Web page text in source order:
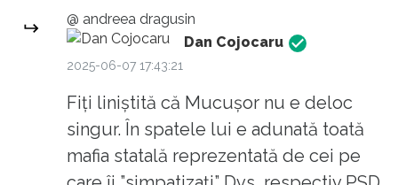
sau nu la guvernare..." imi vine sa vomit (nu-i
bai, chestia asta cu greata mi-a provocat-o
mereu marele partid PSD care ar trebui pur
si simplu sa piara, e format din incompetenti
si lichele). Din pacate, cel mai bine ar fi sa
existe un guvern majoritar in situatia actuala,
asa ca probabil de aceea presedintele
@ andreea dragusin
Dan Cojocaru
2025-06-07 17:43:21
Fiți liniștită că Mucușor nu e deloc
singur. În spatele lui e adunată toată
mafia statală reprezentată de cei pe